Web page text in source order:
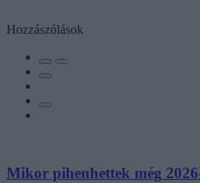
Hozzászólások
Mikor pihenhettek még